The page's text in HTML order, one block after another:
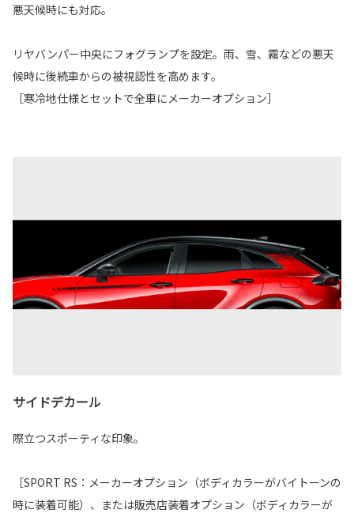
悪天候時にも対応。
リヤバンパー中央にフォグランプを設定。雨、雪、霧などの悪天
候時に後続車からの被視認性を高めます。
［寒冷地仕様とセットで全車にメーカーオプション］
サイドデカール
際立つスポーティな印象。
［SPORT RS：メーカーオプション（ボディカラーがバイトーンの
時に装着可能）、または販売店装着オプション（ボディカラーが